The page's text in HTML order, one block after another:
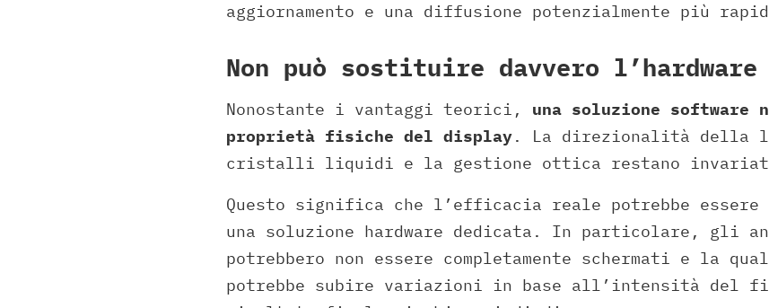
aggiornamento e una diffusione potenzialmente più
Non può sostituire davvero l’hardware
Nonostante i vantaggi teorici, una soluzione software
proprietà fisiche del display. La direzionalità della
cristalli liquidi e la gestione ottica restano
Questo significa che l’efficacia reale potrebbe
una soluzione hardware dedicata. In particolare, gli
potrebbero non essere completamente schermati e la
potrebbe subire variazioni in base all’intensità